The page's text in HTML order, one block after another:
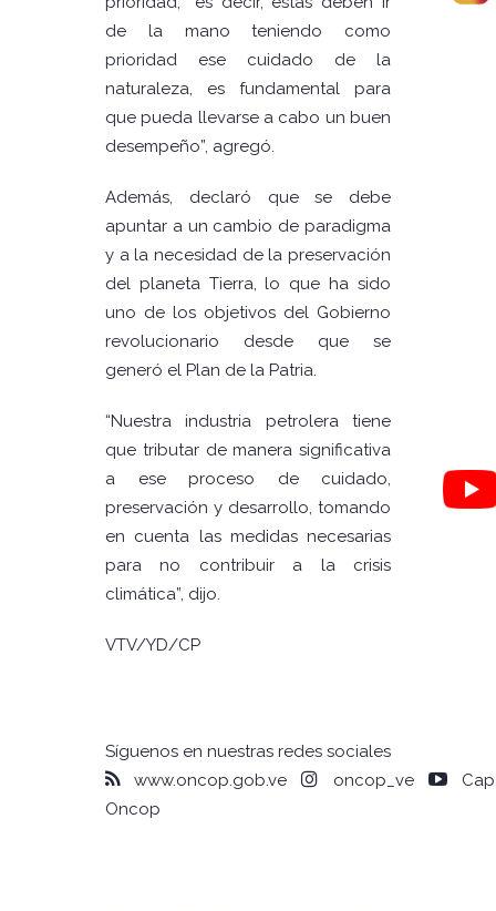
de la mano teniendo como
prioridad ese cuidado de la
naturaleza, es fundamental para
que pueda llevarse a cabo un buen
desempeño”, agregó.
Además, declaró que se debe
apuntar a un cambio de paradigma
y a la necesidad de la preservación
del planeta Tierra, lo que ha sido
uno de los objetivos del Gobierno
revolucionario desde que se
generó el Plan de la Patria.
“Nuestra industria petrolera tiene
que tributar de manera significativa
a ese proceso de cuidado,
preservación y desarrollo, tomando
en cuenta las medidas necesarias
para no contribuir a la crisis
climática”, dijo.
VTV/YD/CP
Síguenos en nuestras redes sociales
www.oncop.gob.ve
oncop_ve
Oncop